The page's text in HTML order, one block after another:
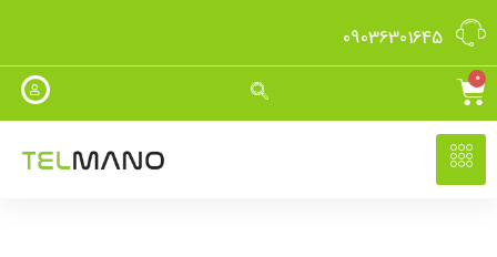
09036301645
0